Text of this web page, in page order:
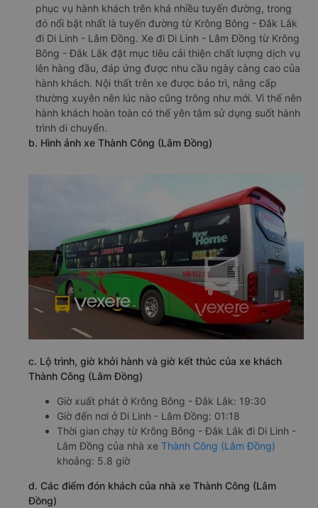
phục vụ hành khách trên khá nhiều tuyến đường, trong
đó nổi bật nhất là tuyến đường từ Krông Bông - Đắk Lắk
đi Di Linh - Lâm Đồng. Xe đi Di Linh - Lâm Đồng từ Krông
Bông - Đắk Lắk đặt mục tiêu cải thiện chất lượng dịch vụ
lên hàng đầu, đáp ứng được nhu cầu ngày càng cao của
hành khách. Nội thất trên xe được bảo trì, nâng cấp
thường xuyên nên lúc nào cũng trông như mới. Vì thế nên
hành khách hoàn toàn có thể yên tâm sử dụng suốt hành
trình di chuyển.
b. Hình ảnh xe Thành Công (Lâm Đồng)
c. Lộ trình, giờ khởi hành và giờ kết thúc của xe khách
Thành Công (Lâm Đồng)
Giờ xuất phát ở Krông Bông - Đắk Lắk: 19:30
Giờ đến nơi ở Di Linh - Lâm Đồng: 01:18
Thời gian chạy từ Krông Bông - Đắk Lắk đi Di Linh -
Lâm Đồng của nhà xe Thành Công (Lâm Đồng)
khoảng: 5.8 giờ
d. Các điểm đón khách của nhà xe Thành Công (Lâm
Đồng)